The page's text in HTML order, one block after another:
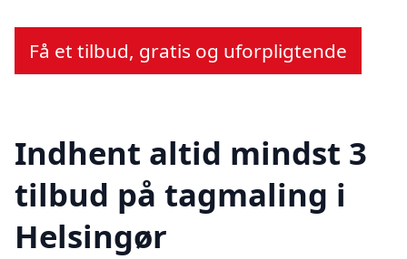
Få et tilbud, gratis og uforpligtende
Indhent altid mindst 3
tilbud på tagmaling i
Helsingør